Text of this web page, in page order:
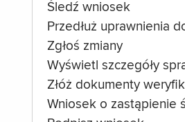
Śledź wniosek
Przedłuż uprawnienia
Zgłoś zmiany
Wyświetl szczegóły
Złóż dokumenty
Wniosek o zastąpienie